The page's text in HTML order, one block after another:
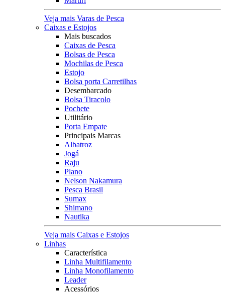
Veja mais Varas de Pesca
Caixas e Estojos
Mais buscados
Caixas de Pesca
Bolsas de Pesca
Mochilas de Pesca
Estojo
Bolsa porta Carretilhas
Desembarcado
Bolsa Tiracolo
Pochete
Utilitário
Porta Empate
Principais Marcas
Albatroz
Jogá
Raju
Plano
Nelson Nakamura
Pesca Brasil
Sumax
Shimano
Nautika
Veja mais Caixas e Estojos
Linhas
Característica
Linha Multifilamento
Linha Monofilamento
Leader
Acessórios